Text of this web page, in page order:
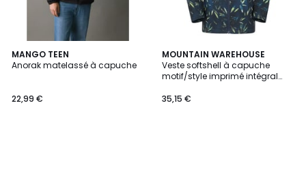
MANGO TEEN
Anorak matelassé à capuche
22,99 €
MOUNTAIN WAREHOUSE
Veste softshell à capuche
motif/style imprimé intégral
35,15 €